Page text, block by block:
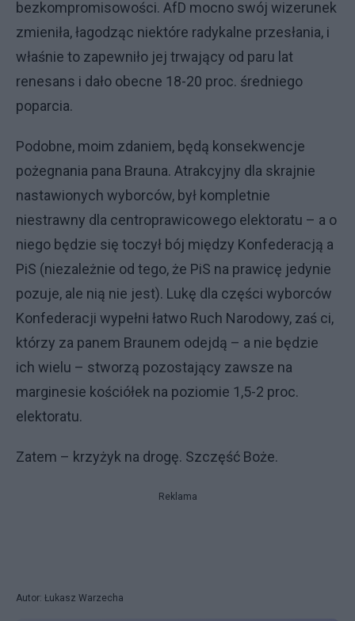
bezkompromisowości. AfD mocno swój wizerunek
zmieniła, łagodząc niektóre radykalne przesłania, i
właśnie to zapewniło jej trwający od paru lat
renesans i dało obecne 18-20 proc. średniego
poparcia.
Podobne, moim zdaniem, będą konsekwencje
pożegnania pana Brauna. Atrakcyjny dla skrajnie
nastawionych wyborców, był kompletnie
niestrawny dla centroprawicowego elektoratu – a o
niego będzie się toczył bój między Konfederacją a
PiS (niezależnie od tego, że PiS na prawicę jedynie
pozuje, ale nią nie jest). Lukę dla części wyborców
Konfederacji wypełni łatwo Ruch Narodowy, zaś ci,
którzy za panem Braunem odejdą – a nie będzie
ich wielu – stworzą pozostający zawsze na
marginesie kościółek na poziomie 1,5-2 proc.
elektoratu.
Zatem – krzyżyk na drogę. Szczęść Boże.
Reklama
Autor: Łukasz Warzecha